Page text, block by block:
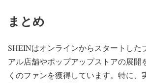
まとめ
SHEINはオンラインからスタートした
アル店舗やポップアップストアの展開
くのファンを獲得しています。特に、